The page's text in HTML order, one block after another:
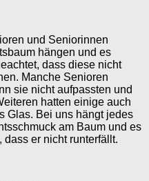
und Seniorinnen
hängen und es
dass diese nicht
Manche Senioren
sie nicht aufpassten und
hatten einige auch
Glas. Bei uns hängt jedes
am Baum und es
er nicht runterfällt.